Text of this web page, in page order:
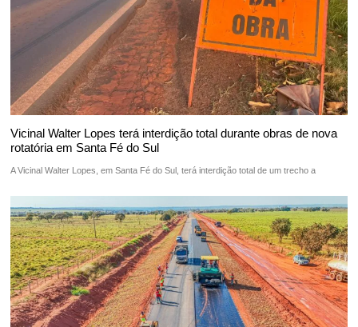
Vicinal Walter Lopes terá interdição total durante obras de nova
rotatória em Santa Fé do Sul
A Vicinal Walter Lopes, em Santa Fé do Sul, terá interdição total de um trecho a